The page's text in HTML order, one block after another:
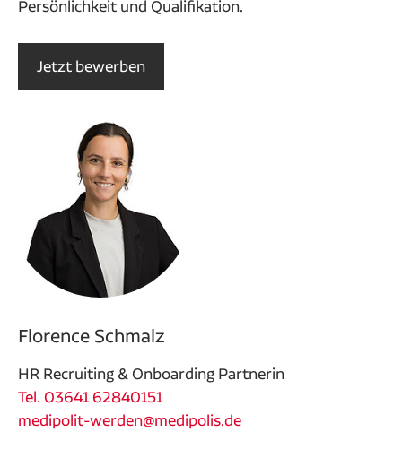
Persönlichkeit und Qualifikation.
Jetzt bewerben
Florence Schmalz
HR Recruiting & Onboarding Partnerin
Tel. 03641 62840151
medipolit-werden@medipolis.de